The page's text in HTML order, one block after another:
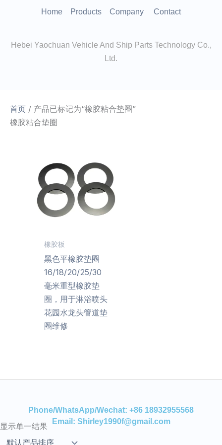
Home Products Company Contact
Hebei Yaochuan Vehicle And Ship Parts Technology Co.,
Ltd.
首页 / 产品已标记为“橡胶粘合垫圈”
橡胶粘合垫圈
显示单一结果
橡胶板
黑色平橡胶垫圈
16/18/20/25/30
毫米重型橡胶垫
圈，用于淋浴喷头
花园水龙头管道垫
圈维修
Phone/WhatsApp/Wechat: +86 18932955568
Email: Shirley1990f@gmail.com